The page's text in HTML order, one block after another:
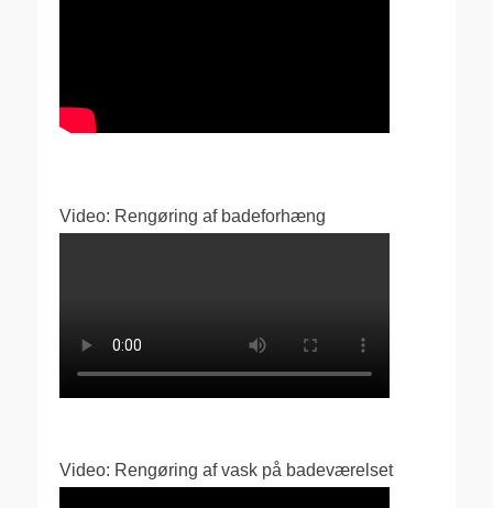
Video: Rengøring af badeforhæng
Video: Rengøring af vask på badeværelset